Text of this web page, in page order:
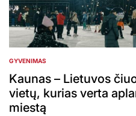
POSTED
IN
GYVENIMAS
Kaunas – Lietuvos
vietų, kurias verta
miestą